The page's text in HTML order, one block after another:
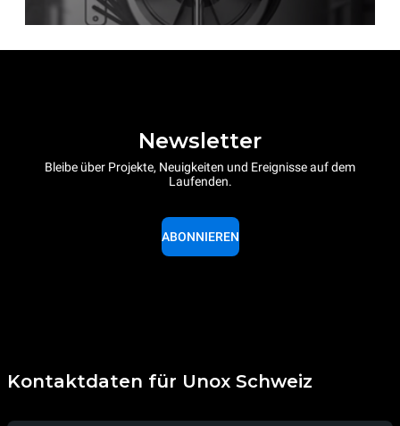
Newsletter
Bleibe über Projekte, Neuigkeiten und Ereignisse auf dem
Laufenden.
ABONNIEREN
Kontaktdaten für Unox Schweiz